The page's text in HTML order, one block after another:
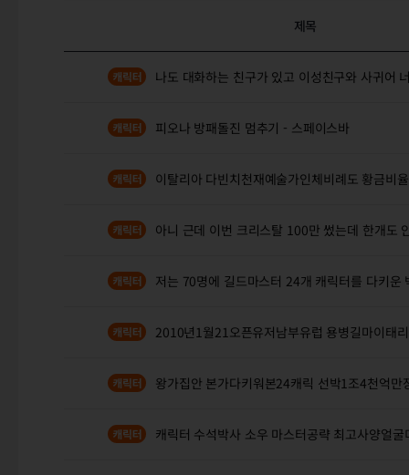
제목
나도 대화하는 친구가 있고 이성친구와 사귀어
피오나 방패돌진 멈추기 - 스페이스바
이탈리아 다빈치천재예술가인체비례도 황금비
아니 근데 이번 크리스탈 100만 썼는데 한개도
저는 70명에 길드마스터 24개 캐릭터를 다키운
2010년1월21오픈유저남부유럽 용병길마이태
왕가집안 본가다키워본24캐릭 선박1조4천억만
캐릭터 수석박사 소우 마스터공략 최고사양얼굴